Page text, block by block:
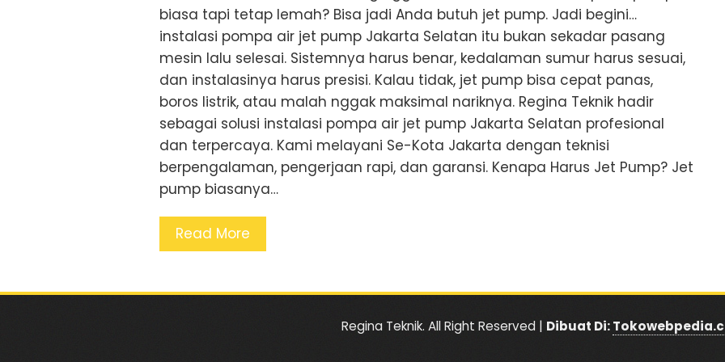
biasa tapi tetap lemah? Bisa jadi Anda butuh jet pump. Jadi begini…
instalasi pompa air jet pump Jakarta Selatan itu bukan sekadar pasang
mesin lalu selesai. Sistemnya harus benar, kedalaman sumur harus sesuai,
dan instalasinya harus presisi. Kalau tidak, jet pump bisa cepat panas,
boros listrik, atau malah nggak maksimal nariknya. Regina Teknik hadir
sebagai solusi instalasi pompa air jet pump Jakarta Selatan profesional
dan terpercaya. Kami melayani Se-Kota Jakarta dengan teknisi
berpengalaman, pengerjaan rapi, dan garansi. Kenapa Harus Jet Pump? Jet
pump biasanya…
Read More
Regina Teknik. All Right Reserved | Dibuat Di: